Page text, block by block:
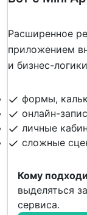
Расширенное
приложением
и бизнес-
формы,
онлайн-
личные
сложные
Кому
выделяться
сервиса.